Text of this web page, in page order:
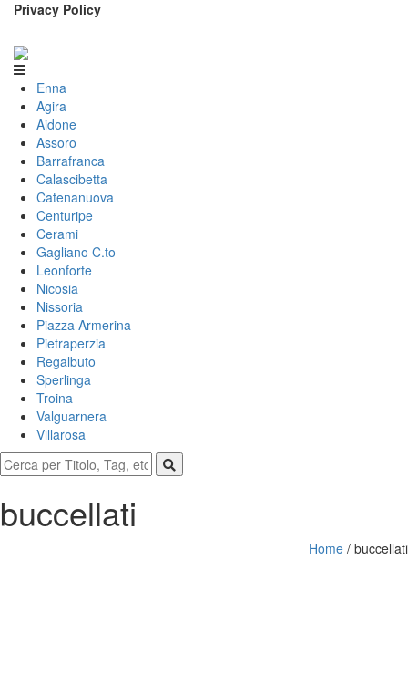
Privacy Policy
Enna
Agira
Aidone
Assoro
Barrafranca
Calascibetta
Catenanuova
Centuripe
Cerami
Gagliano C.to
Leonforte
Nicosia
Nissoria
Piazza Armerina
Pietraperzia
Regalbuto
Sperlinga
Troina
Valguarnera
Villarosa
buccellati
Home / buccellati